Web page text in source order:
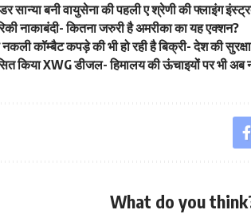
सान्या बनी वायुसेना की पहली ए श्रेणी की फ्लाइंग
नाकाबंदी- कितना जरुरी है अमरीका का यह एक्शन?
कॉम्बैट कपड़े की भी हो रही है बिक्री- देश की
किया XWG डीजल- हिमालय की ऊंचाइयों पर भी अब
What do you